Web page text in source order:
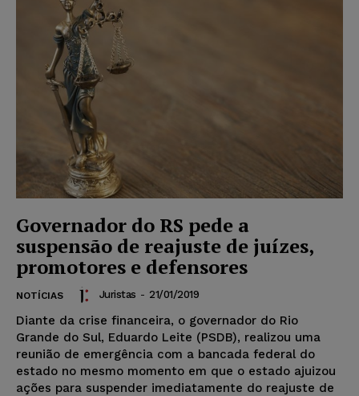
Governador do RS pede a
suspensão de reajuste de juízes,
promotores e defensores
NOTÍCIAS Juristas - 21/01/2019
Diante da crise financeira, o governador do Rio
Grande do Sul, Eduardo Leite (PSDB), realizou uma
reunião de emergência com a bancada federal do
estado no mesmo momento em que o estado ajuizou
ações para suspender imediatamente do reajuste de